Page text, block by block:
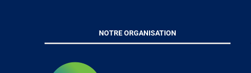
NOTRE ORGANISATION